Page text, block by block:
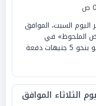
السبت، الموافق
الملحوظ» في
الأسعار، حيث تراجعت قيمة الكيلو بنحو 5 جنيهات دفعة
الثلاثاء الموافق